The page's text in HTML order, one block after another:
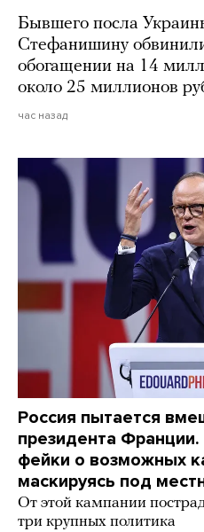
Бывшего посла
Стефанишину
обогащении на 14
около 25 миллионов
час назад
Россия пытается
президента
фейки о возможных
маскируясь под
От этой кампании
три крупных политика